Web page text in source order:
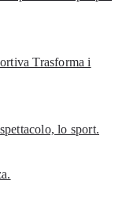
Trasforma i
lo sport.